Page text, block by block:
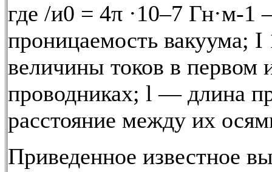
где /и0 = 4π ·10–7 Гн·м-1
проницаемость вакуума;
величины токов в первом
проводниках; l — длина
расстояние между их
Приведенное известное